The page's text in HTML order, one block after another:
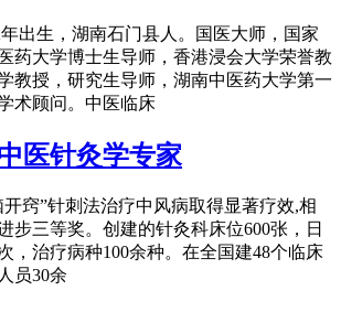
出生，湖南石门县人。国医大师，国家
药大学博士生导师，香港浸会大学荣誉教
教授，研究生导师，湖南中医药大学第一
术顾问。中医临床
医针灸学专家
窍”针刺法治疗中风病取得显著疗效,相
步三等奖。创建的针灸科床位600张，日
，治疗病种100余种。在全国建48个临床
员30余